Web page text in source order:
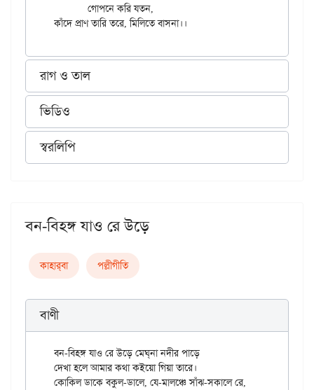
রাগ ও তাল
ভিডিও
স্বরলিপি
বন-বিহঙ্গ যাও রে উড়ে
কাহার্‌বা পল্লীগীতি
বাণী
বন-বিহঙ্গ যাও রে উড়ে মেঘ্‌না নদীর পাড়ে
দেখা হলে আমার কথা কইয়ো গিয়া তারে।
কোকিল ডাকে বকুল-ডালে, যে-মালঞ্চে সাঁঝ-সকালে রে,